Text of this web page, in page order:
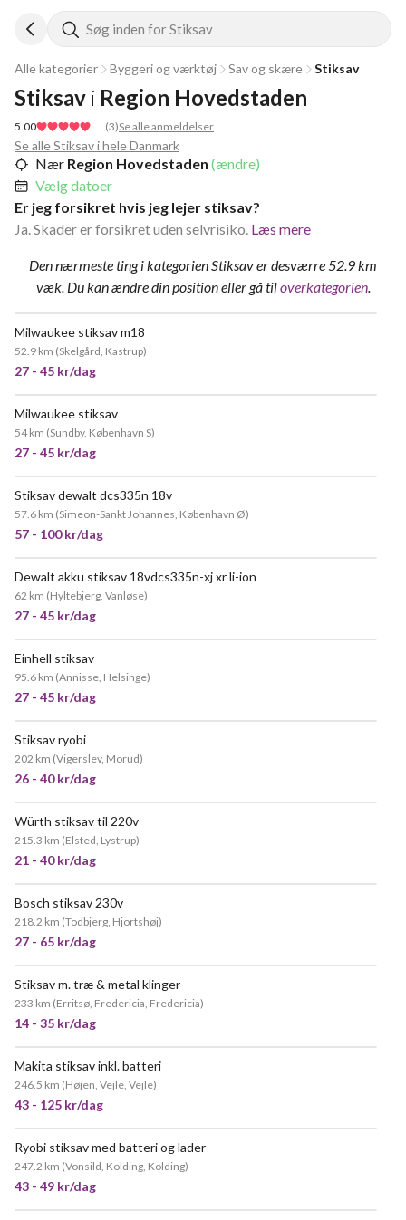
Søg inden for Stiksav
Alle kategorier Byggeri og værktøj Sav og skære Stiksav
5.00 (3)Se alle anmeldelser
Stiksav i Region Hovedstaden
Se alle Stiksav i hele Danmark
Nær Region Hovedstaden (ændre)
Vælg datoer
Er jeg forsikret hvis jeg lejer stiksav?
Ja. Skader er forsikret uden selvrisiko. Læs mere
Den nærmeste ting i kategorien Stiksav er desværre 52.9 km
væk. Du kan ændre din positioneller gå tiloverkategorien.
Milwaukee stiksav m18
52.9 km (Skelgård, Kastrup)
27 - 45 kr/dag
Milwaukee stiksav
54 km (Sundby, København S)
27 - 45 kr/dag
Stiksav dewalt dcs335n 18v
57.6 km (Simeon-Sankt Johannes, København Ø)
57 - 100 kr/dag
Dewalt akku stiksav 18vdcs335n-xj xr li-ion
62 km (Hyltebjerg, Vanløse)
27 - 45 kr/dag
Einhell stiksav
95.6 km (Annisse, Helsinge)
27 - 45 kr/dag
Stiksav ryobi
202 km (Vigerslev, Morud)
26 - 40 kr/dag
Würth stiksav til 220v
215.3 km (Elsted, Lystrup)
21 - 40 kr/dag
Bosch stiksav 230v
218.2 km (Todbjerg, Hjortshøj)
27 - 65 kr/dag
Stiksav m. træ & metal klinger
233 km (Erritsø, Fredericia, Fredericia)
14 - 35 kr/dag
Makita stiksav inkl. batteri
246.5 km (Højen, Vejle, Vejle)
43 - 125 kr/dag
Ryobi stiksav med batteri og lader
247.2 km (Vonsild, Kolding, Kolding)
43 - 49 kr/dag